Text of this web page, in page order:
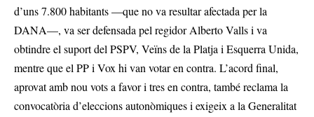
d’uns 7.800 habitants —que no va resultar afectada per la
DANA—, va ser defensada pel regidor Alberto Valls i va
obtindre el suport del PSPV, Veïns de la Platja i Esquerra Unida,
mentre que el PP i Vox hi van votar en contra. L’acord final,
aprovat amb nou vots a favor i tres en contra, també reclama la
convocatòria d’eleccions autonòmiques i exigeix a la Generalitat